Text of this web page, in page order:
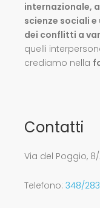
internazionale,
scienze sociali
dei conflitti a
quelli
crediamo nella
Contatti
Via del Poggio,
Telefono: 348/